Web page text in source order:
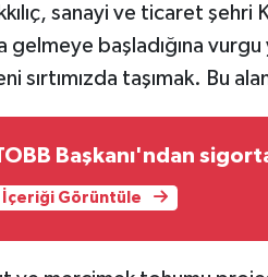
sanayi ve ticaret şehri
gelmeye başladığına
sırtımızda taşımak. Bu
Başkanı'ndan
İçeriği Görüntüle